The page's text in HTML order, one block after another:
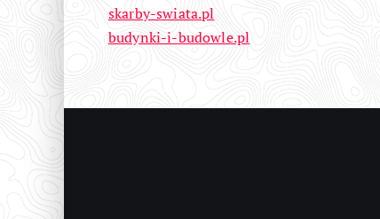
skarby-swiata.pl
budynki-i-budowle.pl